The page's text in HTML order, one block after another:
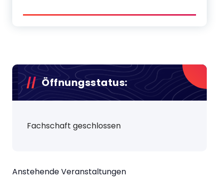
Öffnungsstatus:
Fachschaft geschlossen
Anstehende Veranstaltungen